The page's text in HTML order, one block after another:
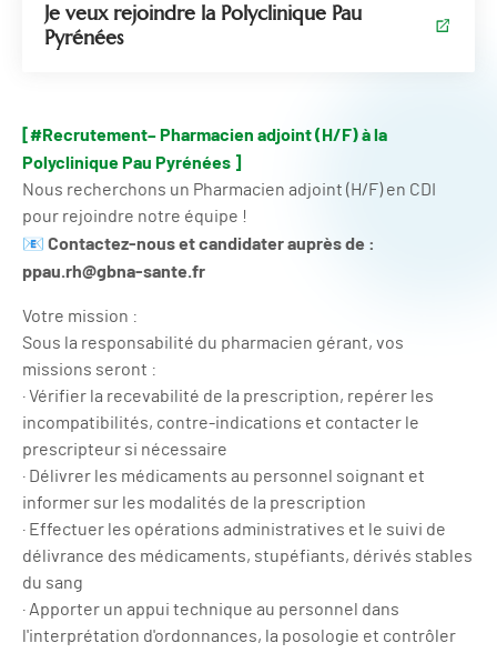
Je veux rejoindre la Polyclinique Pau
Pyrénées
[#Recrutement– Pharmacien adjoint (H/F) à la
Polyclinique Pau Pyrénées ]
Nous recherchons un Pharmacien adjoint (H/F) en CDI
pour rejoindre notre équipe !
📧 Contactez-nous et candidater auprès de :
ppau.rh@gbna-sante.fr
Votre mission :
Sous la responsabilité du pharmacien gérant, vos
missions seront :
· Vérifier la recevabilité de la prescription, repérer les
incompatibilités, contre-indications et contacter le
prescripteur si nécessaire
· Délivrer les médicaments au personnel soignant et
informer sur les modalités de la prescription
· Effectuer les opérations administratives et le suivi de
délivrance des médicaments, stupéfiants, dérivés stables
du sang
· Apporter un appui technique au personnel dans
l'interprétation d'ordonnances, la posologie et contrôler